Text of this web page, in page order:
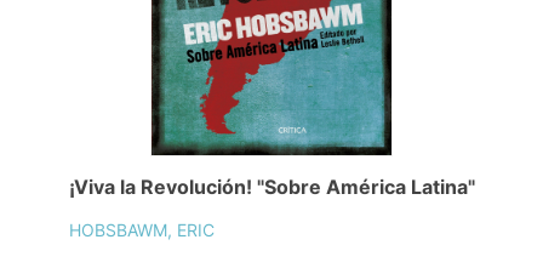
¡Viva la Revolución! "Sobre América Latina"
HOBSBAWM, ERIC